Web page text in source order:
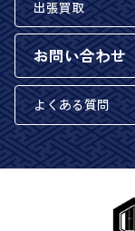
出張買取
お問い合わせ
よくある質問